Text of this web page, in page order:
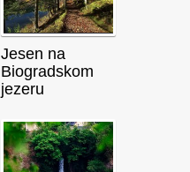
Jesen na
Biogradskom
jezeru